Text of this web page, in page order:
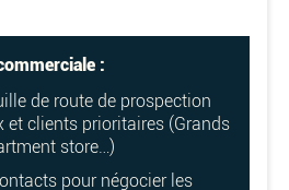
:
de route de prospection
et clients prioritaires (Grands
store…)
pour négocier les